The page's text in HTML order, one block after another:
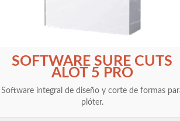
SOFTWARE SURE CUTS
ALOT 5 PRO
Software integral de diseño y corte de formas
plóter.